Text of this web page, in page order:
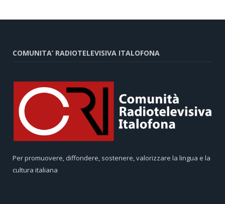
COMUNITA’ RADIOTELEVISIVA ITALOFONA
Per promuovere, diffondere, sostenere, valorizzare la lingua e la
cultura italiana